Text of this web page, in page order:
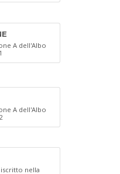
A dell'Albo
A dell'Albo
nella